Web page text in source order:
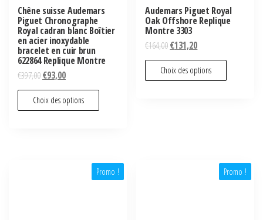
Chêne suisse Audemars
Piguet Chronographe
Royal cadran blanc Boîtier
en acier inoxydable
bracelet en cuir brun
622864 Replique Montre
€397,00€93,00
Choix des options
Audemars Piguet Royal
Oak Offshore Replique
Montre 3303
€164,00€131,20
Choix des options
Promo ! Promo !